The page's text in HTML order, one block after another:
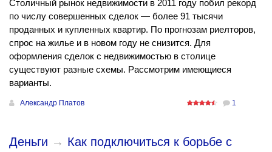
Столичный рынок недвижимости в 2011 году побил рекорд
по числу совершенных сделок — более 91 тысячи
проданных и купленных квартир. По прогнозам риелторов,
спрос на жилье и в новом году не снизится. Для
оформления сделок с недвижимостью в столице
существуют разные схемы. Рассмотрим имеющиеся
варианты.
Александр Платов 1
Деньги → Как подключиться к борьбе с